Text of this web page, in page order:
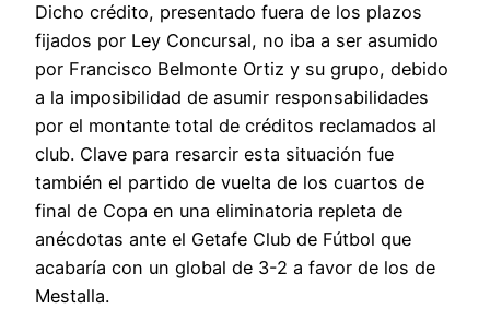
Dicho crédito, presentado fuera de los plazos
fijados por Ley Concursal, no iba a ser asumido
por Francisco Belmonte Ortiz y su grupo, debido
a la imposibilidad de asumir responsabilidades
por el montante total de créditos reclamados al
club. Clave para resarcir esta situación fue
también el partido de vuelta de los cuartos de
final de Copa en una eliminatoria repleta de
anécdotas ante el Getafe Club de Fútbol que
acabaría con un global de 3-2 a favor de los de
Mestalla.